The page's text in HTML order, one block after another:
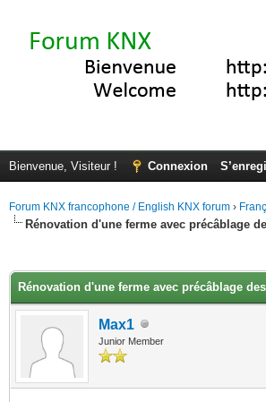
Bienvenue, Visiteur ! Connexion
Forum KNX francophone / English KNX forum ›
Rénovation d'une ferme avec précâblage
Rénovation d'une ferme avec précâblage
Max1
Junior Member